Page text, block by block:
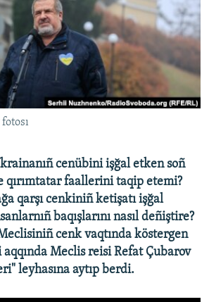
cenübini işğal etken soñ
qırımtatar faallerini taqip etemi?
qarşı cenkiniñ ketişatı işğal
baqışlarını nasıl deñiştire?
cenk vaqtında köstergen
aqqında Meclis reisi Refat Çubarov
leyhasına aytıp berdi.